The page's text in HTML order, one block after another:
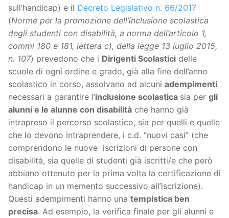
sull’handicap) e il Decreto Legislativo n. 66/2017
(Norme per la promozione dell’inclusione scolastica
degli studenti con disabilità, a norma dell’articolo 1,
commi 180 e 181, lettera c), della legge 13 luglio 2015,
n. 107) prevedono che i Dirigenti Scolastici delle
scuole di ogni ordine e grado, già alla fine dell’anno
scolastico in corso, assolvano ad alcuni adempimenti
necessari a garantire l’inclusione scolastica sia per gli
alunni e le alunne con disabilità che hanno già
intrapreso il percorso scolastico, sia per quelli e quelle
che lo devono intraprendere, i c.d. “nuovi casi” (che
comprendono le nuove iscrizioni di persone con
disabilità, sia quelle di studenti già iscritti/e che però
abbiano ottenuto per la prima volta la certificazione di
handicap in un memento successivo all’iscrizione).
Questi adempimenti hanno una tempistica ben
precisa. Ad esempio, la verifica finale per gli alunni e